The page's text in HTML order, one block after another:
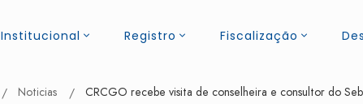
Institucional Registro Fiscalização
Noticias CRCGO recebe visita de conselheira e consultor do